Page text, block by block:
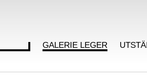
GALERIE LEGER